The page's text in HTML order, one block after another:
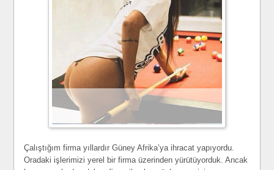
Çalıştığım firma yıllardır Güney Afrika’ya ihracat yapıyordu.
Oradaki işlerimizi yerel bir firma üzerinden yürütüyorduk. Ancak